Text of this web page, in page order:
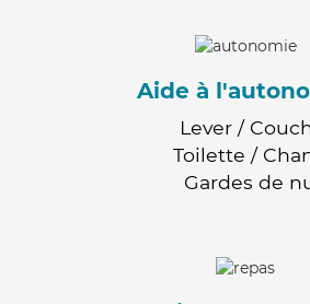
Aide à
Lever /
Toilette /
Gardes de